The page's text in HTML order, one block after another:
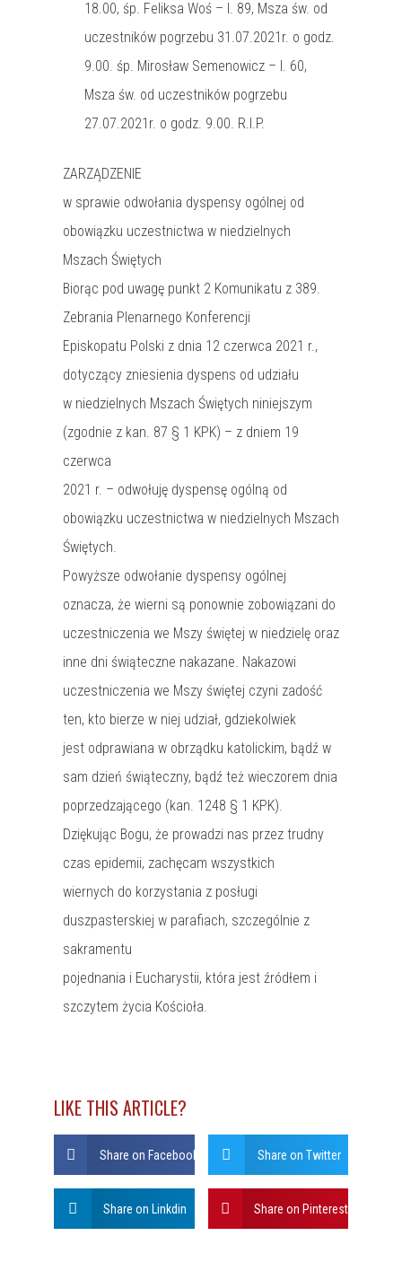
18.00, śp. Feliksa Woś – l. 89, Msza św. od
uczestników pogrzebu 31.07.2021r. o godz.
9.00. śp. Mirosław Semenowicz – l. 60,
Msza św. od uczestników pogrzebu
27.07.2021r. o godz. 9.00. R.I.P.
ZARZĄDZENIE
w sprawie odwołania dyspensy ogólnej od
obowiązku uczestnictwa w niedzielnych
Mszach Świętych
Biorąc pod uwagę punkt 2 Komunikatu z 389.
Zebrania Plenarnego Konferencji
Episkopatu Polski z dnia 12 czerwca 2021 r.,
dotyczący zniesienia dyspens od udziału
w niedzielnych Mszach Świętych niniejszym
(zgodnie z kan. 87 § 1 KPK) – z dniem 19
czerwca
2021 r. – odwołuję dyspensę ogólną od
obowiązku uczestnictwa w niedzielnych Mszach
Świętych.
Powyższe odwołanie dyspensy ogólnej
oznacza, że wierni są ponownie zobowiązani do
uczestniczenia we Mszy świętej w niedzielę oraz
inne dni świąteczne nakazane. Nakazowi
uczestniczenia we Mszy świętej czyni zadość
ten, kto bierze w niej udział, gdziekolwiek
jest odprawiana w obrządku katolickim, bądź w
sam dzień świąteczny, bądź też wieczorem dnia
poprzedzającego (kan. 1248 § 1 KPK).
Dziękując Bogu, że prowadzi nas przez trudny
czas epidemii, zachęcam wszystkich
wiernych do korzystania z posługi
duszpasterskiej w parafiach, szczególnie z
sakramentu
pojednania i Eucharystii, która jest źródłem i
szczytem życia Kościoła.
LIKE THIS ARTICLE?
Share on Facebook Share on Twitter
Share on Linkdin Share on Pinterest